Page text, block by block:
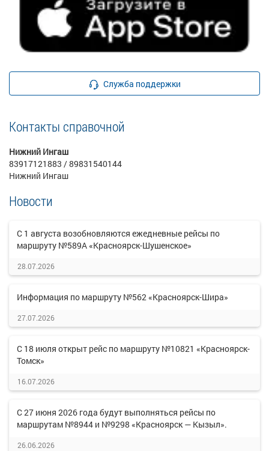
Служба поддержки
Контакты справочной
Нижний Ингаш
83917121883 / 89831540144
Нижний Ингаш
Новости
С 1 августа возобновляются ежедневные рейсы по
маршруту №589А «Красноярск-Шушенское»
28.07.2026
Информация по маршруту №562 «Красноярск-Шира»
27.07.2026
С 18 июля открыт рейс по маршруту №10821 «Красноярск-
Томск»
16.07.2026
С 27 июня 2026 года будут выполняться рейсы по
маршрутам №8944 и №9298 «Красноярск — Кызыл».
26.06.2026